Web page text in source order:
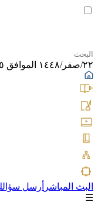
٢٢/صفر/١٤٤٨ الموافق ٥/أغسطس/٢٠٢٦
البث المباشر أرسل
☰